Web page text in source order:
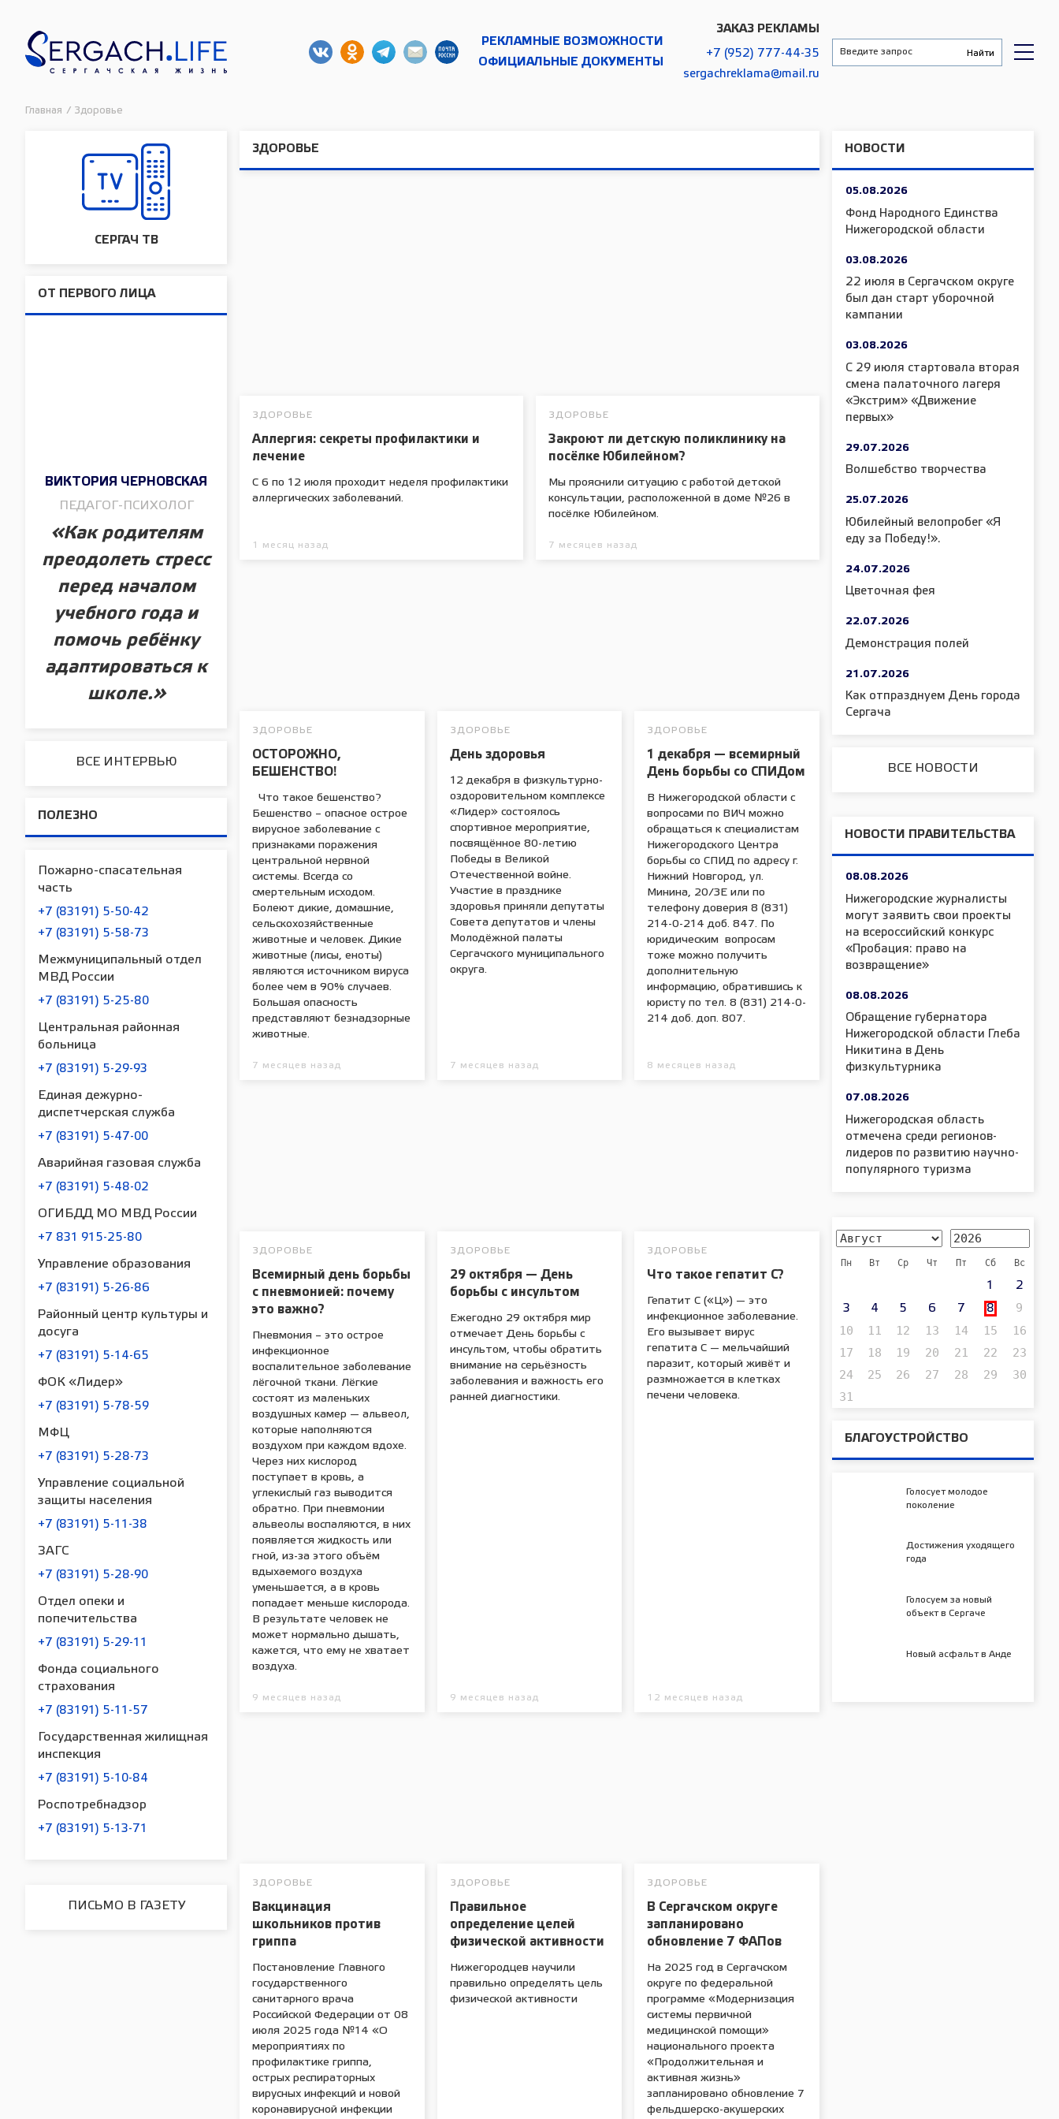
РЕКЛАМНЫЕ ВОЗМОЖНОСТИ
ОФИЦИАЛЬНЫЕ ДОКУМЕНТЫ
ЗАКАЗ РЕКЛАМЫ
+7 (952) 777-44-35
sergachreklama@mail.ru
Главная / Здоровье
СЕРГАЧ ТВ
ОТ ПЕРВОГО ЛИЦА
ВИКТОРИЯ ЧЕРНОВСКАЯ
ПЕДАГОГ-ПСИХОЛОГ
«Как родителям
преодолеть стресс
перед началом
учебного года и
помочь ребёнку
адаптироваться к
школе.»
ВСЕ ИНТЕРВЬЮ
ПОЛЕЗНО
Пожарно-спасательная
часть
+7 (83191) 5-50-42
+7 (83191) 5-58-73
Межмуниципальный отдел
МВД России
+7 (83191) 5-25-80
Центральная районная
больница
+7 (83191) 5-29-93
Единая дежурно-
диспетчерская служба
+7 (83191) 5-47-00
Аварийная газовая служба
+7 (83191) 5-48-02
ОГИБДД МО МВД России
+7 831 915-25-80
Управление образования
+7 (83191) 5-26-86
Районный центр культуры и
досуга
+7 (83191) 5-14-65
ФОК «Лидер»
+7 (83191) 5-78-59
МФЦ
+7 (83191) 5-28-73
Управление социальной
защиты населения
+7 (83191) 5-11-38
ЗАГС
+7 (83191) 5-28-90
Отдел опеки и
попечительства
+7 (83191) 5-29-11
Фонда социального
страхования
+7 (83191) 5-11-57
Государственная жилищная
инспекция
+7 (83191) 5-10-84
Роспотребнадзор
+7 (83191) 5-13-71
ПИСЬМО В ГАЗЕТУ
ЗДОРОВЬЕ
ЗДОРОВЬЕ
Аллергия: секреты профилактики и
лечение
С 6 по 12 июля проходит неделя профилактики
аллергических заболеваний.
1 месяц назад
ЗДОРОВЬЕ
Закроют ли детскую поликлинику на
посёлке Юбилейном?
Мы прояснили ситуацию с работой детской
консультации, расположенной в доме №26 в
посёлке Юбилейном.
7 месяцев назад
ЗДОРОВЬЕ
ОСТОРОЖНО,
БЕШЕНСТВО!
Что такое бешенство?
Бешенство – опасное острое
вирусное заболевание с
признаками поражения
центральной нервной
системы. Всегда со
смертельным исходом.
Болеют дикие, домашние,
сельскохозяйственные
животные и человек. Дикие
животные (лисы, еноты)
являются источником вируса
более чем в 90% случаев.
Большая опасность
представляют безнадзорные
животные.
7 месяцев назад
ЗДОРОВЬЕ
День здоровья
12 декабря в физкультурно-
оздоровительном комплексе
«Лидер» состоялось
спортивное мероприятие,
посвящённое 80-летию
Победы в Великой
Отечественной войне.
Участие в празднике
здоровья приняли депутаты
Совета депутатов и члены
Молодёжной палаты
Сергачского муниципального
округа.
7 месяцев назад
ЗДОРОВЬЕ
1 декабря — всемирный
День борьбы со СПИДом
В Нижегородской области с
вопросами по ВИЧ можно
обращаться к специалистам
Нижегородского Центра
борьбы со СПИД по адресу г.
Нижний Новгород, ул.
Минина, 20/3Е или по
телефону доверия 8 (831)
214-0-214 доб. 847. По
юридическим вопросам
тоже можно получить
дополнительную
информацию, обратившись к
юристу по тел. 8 (831) 214-0-
214 доб. доп. 807.
8 месяцев назад
ЗДОРОВЬЕ
Всемирный день борьбы
с пневмонией: почему
это важно?
Пневмония – это острое
инфекционное
воспалительное заболевание
лёгочной ткани. Лёгкие
состоят из маленьких
воздушных камер — альвеол,
которые наполняются
воздухом при каждом вдохе.
Через них кислород
поступает в кровь, а
углекислый газ выводится
обратно. При пневмонии
альвеолы воспаляются, в них
появляется жидкость или
гной, из-за этого объём
вдыхаемого воздуха
уменьшается, а в кровь
попадает меньше кислорода.
В результате человек не
может нормально дышать,
кажется, что ему не хватает
воздуха.
9 месяцев назад
ЗДОРОВЬЕ
29 октября — День
борьбы с инсультом
Ежегодно 29 октября мир
отмечает День борьбы с
инсультом, чтобы обратить
внимание на серьёзность
заболевания и важность его
ранней диагностики.
9 месяцев назад
ЗДОРОВЬЕ
Что такое гепатит С?
Гепатит С («Ц») — это
инфекционное заболевание.
Его вызывает вирус
гепатита С — мельчайший
паразит, который живёт и
размножается в клетках
печени человека.
12 месяцев назад
ЗДОРОВЬЕ
Вакцинация
школьников против
гриппа
Постановление Главного
государственного
санитарного врача
Российской Федерации от 08
июля 2025 года №14 «О
мероприятиях по
профилактике гриппа,
острых респираторных
вирусных инфекций и новой
коронавирусной инфекции
ЗДОРОВЬЕ
Правильное
определение целей
физической активности
Нижегородцев научили
правильно определять цель
физической активности
ЗДОРОВЬЕ
В Сергачском округе
запланировано
обновление 7 ФАПов
На 2025 год в Сергачском
округе по федеральной
программе «Модернизация
системы первичной
медицинской помощи»
национального проекта
«Продолжительная и
активная жизнь»
запланировано обновление 7
фельдшерско-акушерских
НОВОСТИ
05.08.2026
Фонд Народного Единства
Нижегородской области
03.08.2026
22 июля в Сергачском округе
был дан старт уборочной
кампании
03.08.2026
С 29 июля стартовала вторая
смена палаточного лагеря
«Экстрим» «Движение
первых»
29.07.2026
Волшебство творчества
25.07.2026
Юбилейный велопробег «Я
еду за Победу!».
24.07.2026
Цветочная фея
22.07.2026
Демонстрация полей
21.07.2026
Как отпразднуем День города
Сергача
ВСЕ НОВОСТИ
НОВОСТИ ПРАВИТЕЛЬСТВА
08.08.2026
Нижегородские журналисты
могут заявить свои проекты
на всероссийский конкурс
«Пробация: право на
возвращение»
08.08.2026
Обращение губернатора
Нижегородской области Глеба
Никитина в День
физкультурника
07.08.2026
Нижегородская область
отмечена среди регионов-
лидеров по развитию научно-
популярного туризма
Пн Вт Ср Чт Пт Сб Вс
1 2
3 4 5 6 7 8
9
10
11 12 13 14 15
16
17
18 19 20 21 22
23
24
25 26 27 28 29
30
31
БЛАГОУСТРОЙСТВО
Голосует молодое
поколение
Достижения уходящего
года
Голосуем за новый
объект в Сергаче
Новый асфальт в Анде